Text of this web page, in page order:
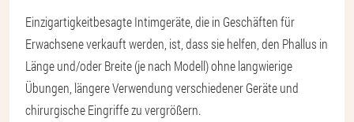
Einzigartigkeitbesagte Intimgeräte, die in Geschäften für
Erwachsene verkauft werden, ist, dass sie helfen, den Phallus in
Länge und/oder Breite (je nach Modell) ohne langwierige
Übungen, längere Verwendung verschiedener Geräte und
chirurgische Eingriffe zu vergrößern.